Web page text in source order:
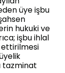
üye işbu
hukuki ve
işbu ihlal
ettirilmesi
tazminat